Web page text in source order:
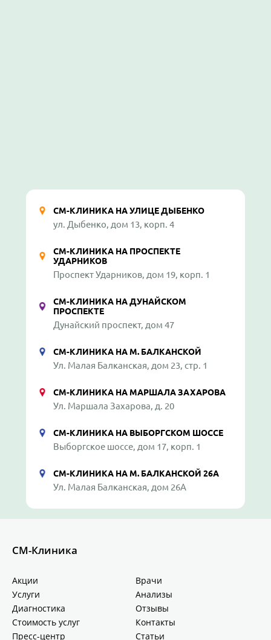
СМ-КЛИНИКА НА УЛИЦЕ ДЫБЕНКО
ул. Дыбенко, дом 13, корп. 4
СМ-КЛИНИКА НА ПРОСПЕКТЕ
УДАРНИКОВ
Проспект Ударников, дом 19, корп. 1
СМ-КЛИНИКА НА ДУНАЙСКОМ
ПРОСПЕКТЕ
Дунайский проспект, дом 47
СМ-КЛИНИКА НА М. БАЛКАНСКОЙ
Ул. Малая Балканская, дом 23, стр. 1
СМ-КЛИНИКА НА МАРШАЛА ЗАХАРОВА
Ул. Маршала Захарова, д. 20
СМ-КЛИНИКА НА ВЫБОРГСКОМ ШОССЕ
Выборгское шоссе, дом 17, корп. 1
СМ-КЛИНИКА НА М. БАЛКАНСКОЙ 26А
Ул. Малая Балканская, дом 26А
СМ-Клиника
Акции
Врачи
Услуги
Анализы
Диагностика
Отзывы
Стоимость услуг
Контакты
Пресс-центр
Статьи